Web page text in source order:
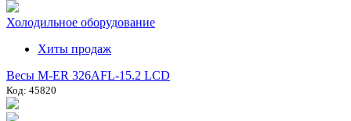
Холодильное оборудование
Хиты продаж
Весы M-ER 326AFL-15.2 LCD
Код: 45820